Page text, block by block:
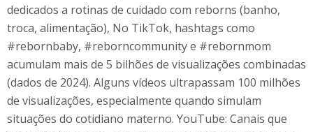
dedicados a rotinas de cuidado com reborns (banho,
troca, alimentação), No TikTok, hashtags como
#rebornbaby, #reborncommunity e #rebornmom
acumulam mais de 5 bilhões de visualizações combinadas
(dados de 2024). Alguns vídeos ultrapassam 100 milhões
de visualizações, especialmente quando simulam
situações do cotidiano materno. YouTube: Canais que